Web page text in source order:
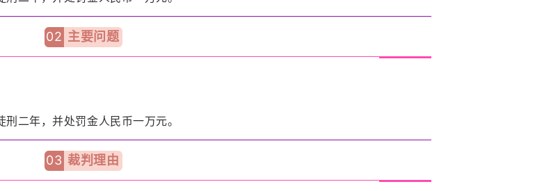
02 主要问题
年，并处罚金人民币一万元。
03 裁判理由